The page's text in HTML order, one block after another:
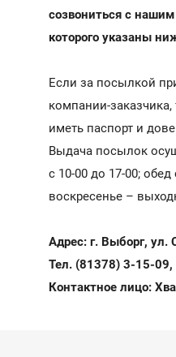
созвониться с
которого указаны
Если за посылкой
компании-заказчика,
иметь паспорт и
Выдача посылок
с 10-00 до 17-00; обед
воскресенье –
Адрес: г. Выборг, ул.
Тел. (81378) 3-15-
Контактное лицо: